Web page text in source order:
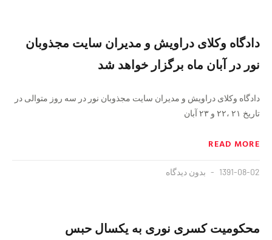
دادگاه وکلای دراویش و مدیران سایت مجذوبان
نور در آبان ماه برگزار خواهد شد
دادگاه وکلای دراویش و مدیران سایت مجذوبان نور در سه روز متوالی در
تاریخ ۲۱ ،۲۲ و ۲۳ آبان
READ MORE
1391-08-02 بدون دیدگاه
محکومیت کسری نوری به یکسال حبس